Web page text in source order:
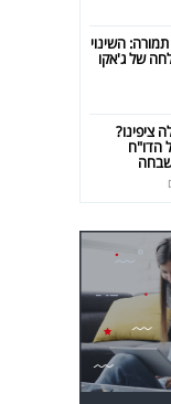
השינוי
של ג'אקו
ציפינו?
הדו"ח